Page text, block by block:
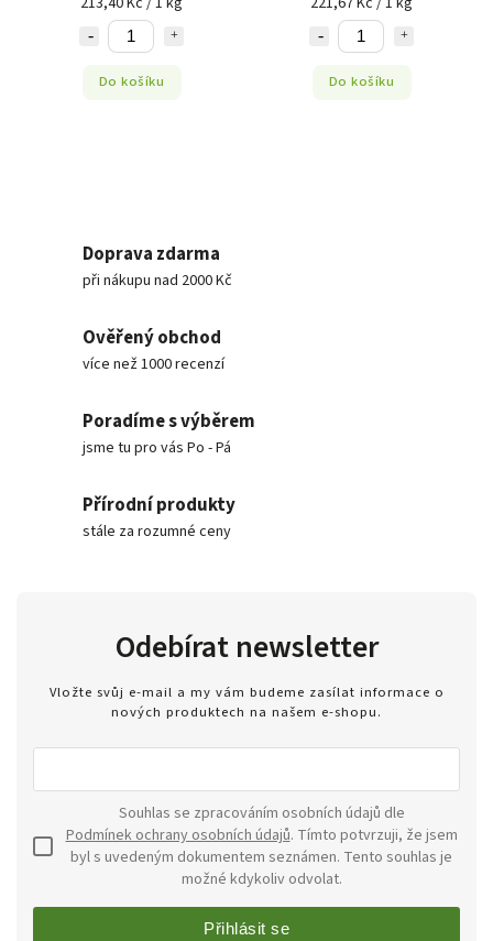
Do košíku Do košíku
Doprava zdarma
při nákupu nad 2000 Kč
Ověřený obchod
více než 1000 recenzí
Poradíme s výběrem
jsme tu pro vás Po - Pá
Přírodní produkty
stále za rozumné ceny
Odebírat newsletter
Vložte svůj e-mail a my vám budeme zasílat informace o
nových produktech na našem e-shopu.
Podmínek ochrany osobních údajů. Tímto potvrzuji, že jsem
byl s uvedeným dokumentem seznámen. Tento souhlas je
možné kdykoliv odvolat.
Přihlásit se